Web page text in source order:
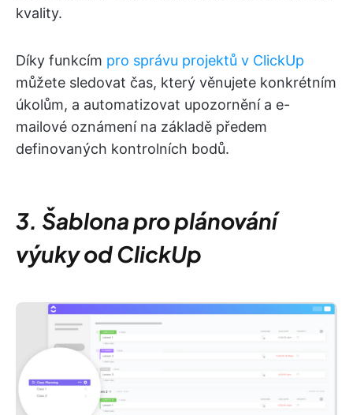
kvality.
Díky funkcím pro správu projektů v ClickUp
můžete sledovat čas, který věnujete konkrétním
úkolům, a automatizovat upozornění a e-
mailové oznámení na základě předem
definovaných kontrolních bodů.
3. Šablona pro plánování
výuky od ClickUp